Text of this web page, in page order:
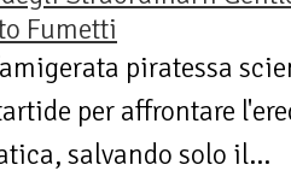
Fumetti
piratessa
per affrontare
salvando solo il...